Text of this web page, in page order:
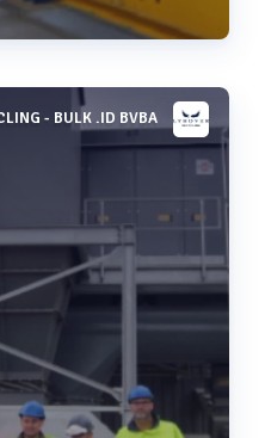
- BULK .ID BVBA